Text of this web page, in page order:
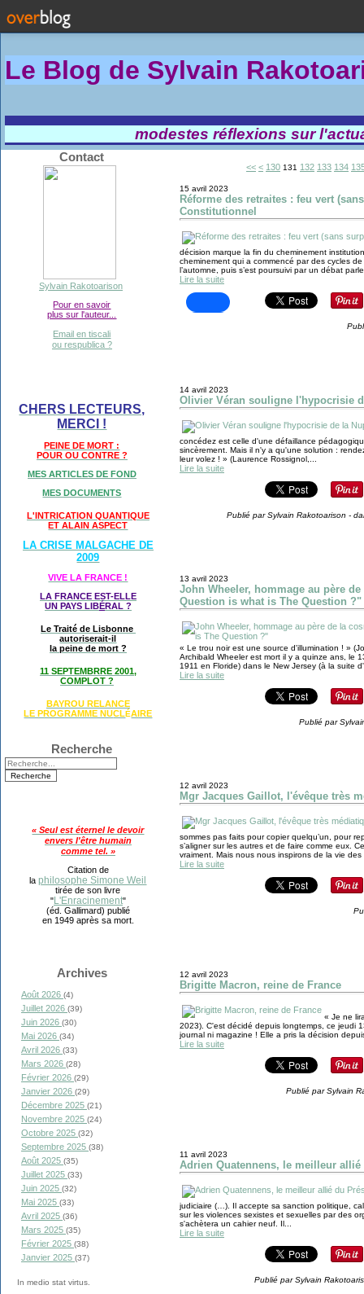
Le Blog de Sylvain Rakotoa
modestes réflexions sur
Contact
Sylvain Rakotoarison
Pour en savoir
plus sur l'auteur...
Email en tiscali
ou respublica ?
CHERS LECTEURS,
MERCI !
PEINE DE MORT :
POUR OU CONTRE ?
MES ARTICLES DE FOND
MES DOCUMENTS
L'INTRICATION QUANTIQUE
ET ALAIN ASPECT
LA CRISE MALGACHE DE
2009
VIVE LA FRANCE !
LA FRANCE EST-ELLE
UN PAYS LIBÉRAL ?
Le Traité de Lisbonne
autoriserait-il
la peine de mort ?
11 SEPTEMBRRE 2001,
COMPLOT ?
BAYROU RELANCE
LE PROGRAMME NUCLÉAIRE
Recherche
« Seul est éternel le devoir
envers l'être humain
comme tel. »
Citation de
laphilosophe Simone Weil
tirée de son livre
"L'Enracinement"
(éd. Gallimard) publié
en 1949 après sa mort.
Archives
Août 2026 (4)
Juillet 2026 (39)
Juin 2026 (30)
Mai 2026 (34)
Avril 2026 (33)
Mars 2026 (28)
Février 2026 (29)
Janvier 2026 (29)
Décembre 2025 (21)
Novembre 2025 (24)
Octobre 2025 (32)
Septembre 2025 (38)
Août 2025 (35)
Juillet 2025 (33)
Juin 2025 (32)
Mai 2025 (33)
Avril 2025 (36)
Mars 2025 (35)
Février 2025 (38)
Janvier 2025 (37)
In medio stat virtus.
<< < 100
110
120
130 131 132 133 134
15 avril 2023
Réforme des retraites : feu vert
Constitutionnel
décision marque la fin du cheminement
cheminement qui a commencé par des cycles
l’automne, puis s’est poursuivi par un débat
Lire la suite
14 avril 2023
Olivier Véran souligne l'hypocrisie
concédez est celle d'une défaillance
sincèrement. Mais il n'y a qu'une solution :
leur volez ! » (Laurence Rossignol,...
Lire la suite
Publié par Sylvain Rakotoarison -
13 avril 2023
John Wheeler, hommage au père
Question is what is The Question ?"
« Le trou noir est une source d'illumination ! »
Archibald Wheeler est mort il y a quinze ans, le
1911 en Floride) dans le New Jersey (à la suite
Lire la suite
Publié par
12 avril 2023
Mgr Jacques Gaillot, l'évêque très
sommes pas faits pour copier quelqu’un, pour
s’aligner sur les autres et de faire comme eux.
vraiment. Mais nous nous inspirons de la vie
Lire la suite
12 avril 2023
Brigitte Macron, reine de France
« Je ne
2023). C'est décidé depuis longtemps, ce jeudi
journal ni magazine ! Elle a pris la décision
Lire la suite
Publié par Sylvain
11 avril 2023
Adrien Quatennens, le meilleur
judiciaire (…). Il accepte sa sanction politique,
sur les violences sexistes et sexuelles par des
s'achètera un cahier neuf. Il...
Lire la suite
Publié par Sylvain